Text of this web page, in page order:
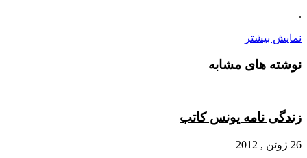
.
نمایش بیشتر
نوشته های مشابه
زندگی نامه یونس کاتب
26 ژوئن , 2012